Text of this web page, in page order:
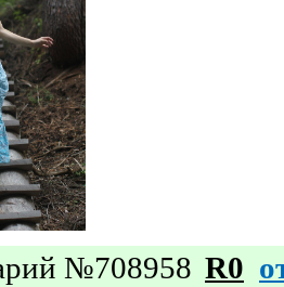
№708958 R0